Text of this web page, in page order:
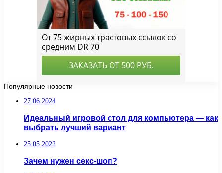
Популярные новости
27.06.2024
Идеальный игровой стол для компьютера — как
выбрать лучший вариант
25.05.2022
Зачем нужен секс-шоп?